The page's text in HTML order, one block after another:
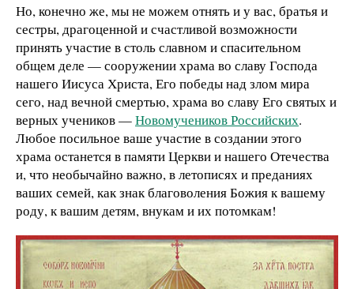
Но, конечно же, мы не можем отнять и у вас, братья и
сестры, драгоценной и счастливой возможности
принять участие в столь славном и спасительном
общем деле — сооружении храма во славу Господа
нашего Иисуса Христа, Его победы над злом мира
сего, над вечной смертью, храма во славу Его святых и
верных учеников —Новомучеников Российских.
Любое посильное ваше участие в создании этого
храма останется в памяти Церкви и нашего Отечества
и, что необычайно важно, в летописях и преданиях
ваших семей, как знак благоволения Божия к вашему
роду, к вашим детям, внукам и их потомкам!